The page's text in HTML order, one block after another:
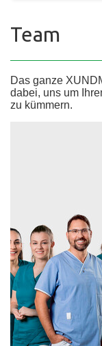
Team
Das ganze
dabei, uns um
zu kümmern.